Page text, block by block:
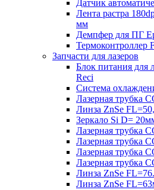
Датчик
Лента растра
мм
Демпфер для ПГ
Термоконтроллер
Запчасти для лазеров
Блок питания для
Reci
Система
Лазерная трубка
Линза ZnSe
Зеркало Si D=
Лазерная трубка
Лазерная трубка
Лазерная трубка
Лазерная трубка
Линза ZnSe
Линза ZnSe